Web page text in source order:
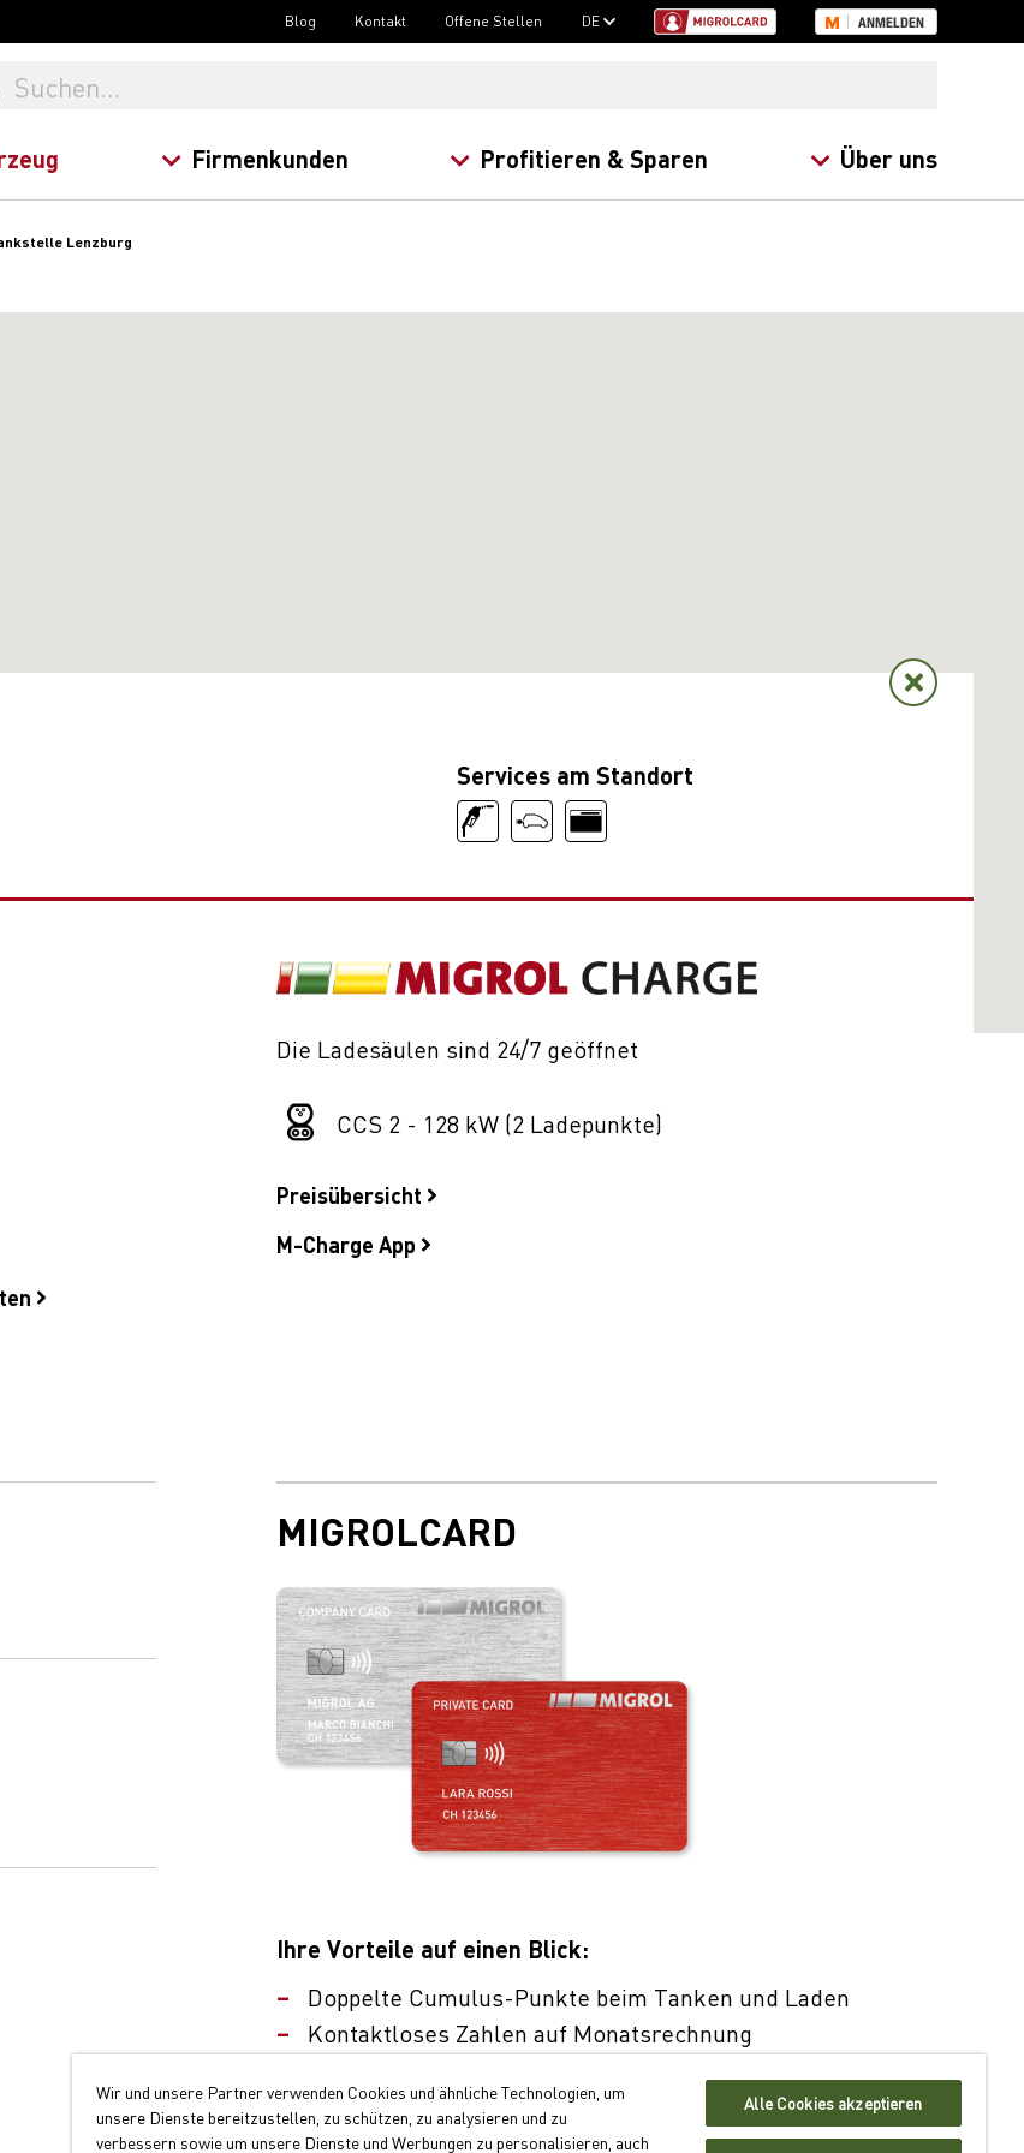
Blog Kontakt Offene Stellen DE ANMELDEN
Firmenkunden Profitieren & Sparen Über uns
Lenzburg
Services am Standort
Die Ladesäulen sind 24/7 geöffnet
CCS 2 - 128 kW (2 Ladepunkte)
Preisübersicht
M-Charge App
MIGROLCARD
Ihre Vorteile auf einen Blick:
Doppelte Cumulus-Punkte beim Tanken und Laden
Kontaktloses Zahlen auf Monatsrechnung
Jetzt Migrolcard beantragen
Wir und unsere Partner verwenden Cookies und ähnliche Technologien, um
unsere Dienste bereitzustellen, zu schützen, zu analysieren und zu
verbessern sowie um unsere Dienste und Werbungen zu personalisieren, auch
Alle Cookies akzeptieren